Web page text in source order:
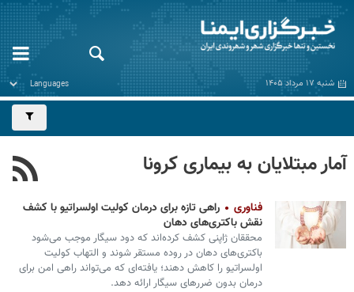
شنبه ۱۷ مرداد ۱۴۰۵
آمار مبتلایان به بیماری کرونا
فناوری
راهی تازه برای درمان کولیت اولسراتیو با کشف
نقش باکتری‌های دهان
محققان ژاپنی کشف کرده‌اند که دود سیگار موجب می‌شود
باکتری‌های دهان در روده مستقر شوند و التهاب کولیت
اولسراتیو را کاهش دهند؛ یافته‌ای که می‌تواند راهی امن برای
درمان بدون ضررهای سیگار ارائه دهد.